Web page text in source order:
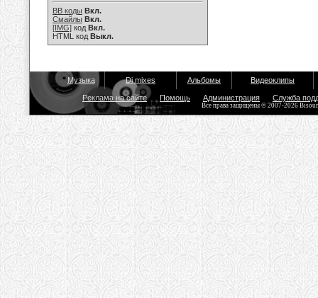
BB коды Вкл.
Смайлы Вкл.
[IMG] код Вкл.
HTML код Выкл.
Музыка Dj mixes Альбомы Видеоклипы
Реклама на сайте Помощь Администрация Служба
Все права защищены © 2007-2026